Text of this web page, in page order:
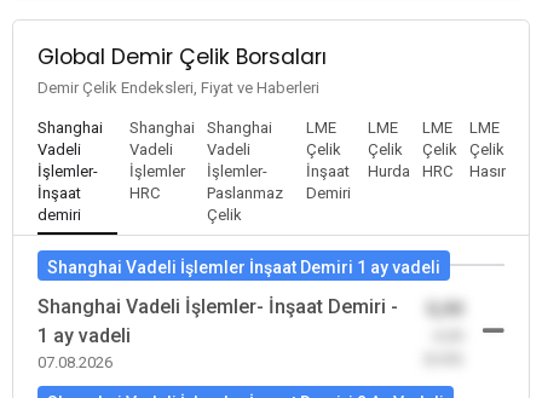
Global Demir Çelik Borsaları
Demir Çelik Endeksleri, Fiyat ve Haberleri
Shanghai
Vadeli
İşlemler-
İnşaat
demiri
Shanghai
Vadeli
İşlemler
HRC
Shanghai
Vadeli
İşlemler-
Paslanmaz
Çelik
LME
Çelik
İnşaat
Demiri
LME
Çelik
Hurda
LME
Çelik
HRC
LME
Çelik
Hasır
Shanghai Vadeli İşlemler İnşaat Demiri 1 ay vadeli
Shanghai Vadeli İşlemler- İnşaat Demiri -
1 ay vadeli
07.08.2026
0,00